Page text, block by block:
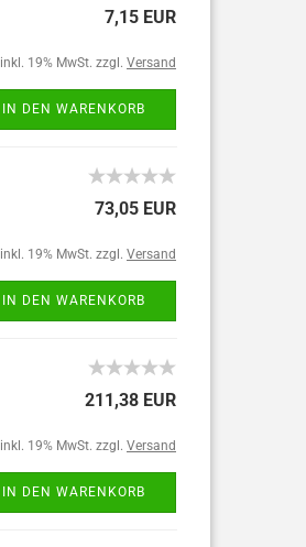
7,15 EUR
inkl. 19% MwSt. zzgl. Versand
IN DEN WARENKORB
73,05 EUR
inkl. 19% MwSt. zzgl. Versand
IN DEN WARENKORB
211,38 EUR
inkl. 19% MwSt. zzgl. Versand
IN DEN WARENKORB